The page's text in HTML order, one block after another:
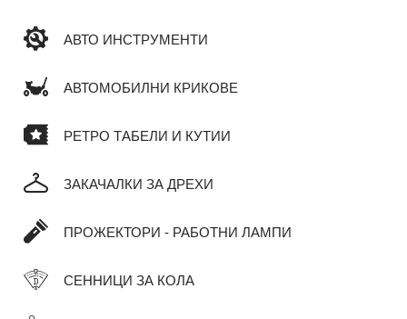
АВТО ИНСТРУМЕНТИ
АВТОМОБИЛНИ КРИКОВЕ
РЕТРО ТАБЕЛИ И КУТИИ
ЗАКАЧАЛКИ ЗА ДРЕХИ
ПРОЖЕКТОРИ - РАБОТНИ ЛАМПИ
СЕННИЦИ ЗА КОЛА